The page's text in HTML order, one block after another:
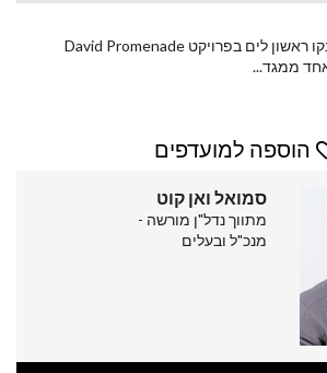
רזידנס יוקרתי משודרג בקו ראשון לים בפרויקט David Promenade
...
הוספה למועדפים
סמואל ואן קוט
מתווך נדל"ן מורשה -
מנכ"ל ובעלים